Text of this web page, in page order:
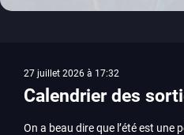
27 juillet 2026 à 17:32
Calendrier des
On a beau dire que l’été est une